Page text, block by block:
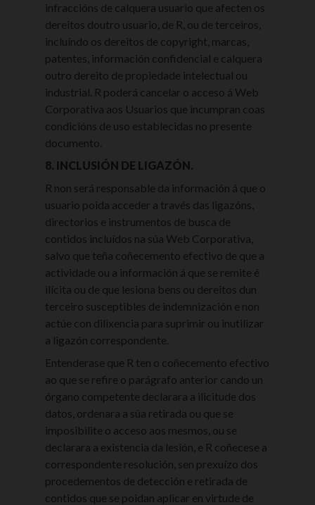
infraccións de calquera usuario que afecten os
dereitos doutro usuario, de R, ou de terceiros,
incluíndo os dereitos de copyright, marcas,
patentes, información confidencial e calquera
outro dereito de propiedade intelectual ou
industrial. R poderá cancelar o acceso á Web
Corporativa aos Usuarios que incumpran coas
condicións de uso establecidas no presente
documento.
8. INCLUSIÓN DE LIGAZÓN.
R non será responsable da información á que o
usuario poida acceder a través das ligazóns,
directorios e instrumentos de busca de
contidos incluídos na súa Web Corporativa,
salvo que teña coñecemento efectivo de que a
actividade ou a información á que se remite é
ilícita ou de que lesiona bens ou dereitos dun
terceiro susceptibles de indemnización e non
actúe con dilixencia para suprimir ou inutilizar
a ligazón correspondente.
Entenderase que R ten o coñecemento efectivo
ao que se refire o parágrafo anterior cando un
órgano competente declarara a ilicitude dos
datos, ordenara a súa retirada ou que se
imposibilite o acceso aos mesmos, ou se
declarara a existencia da lesión, e R coñecese a
correspondente resolución, sen prexuízo dos
procedementos de detección e retirada de
contidos que se poidan aplicar en virtude de